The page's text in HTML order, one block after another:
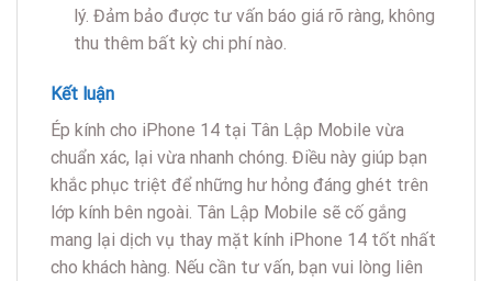
lý. Đảm bảo được tư vấn báo giá rõ ràng, không
thu thêm bất kỳ chi phí nào.
Kết luận
Ép kính cho iPhone 14 tại Tân Lập Mobile vừa
chuẩn xác, lại vừa nhanh chóng. Điều này giúp bạn
khắc phục triệt để những hư hỏng đáng ghét trên
lớp kính bên ngoài. Tân Lập Mobile sẽ cố gắng
mang lại dịch vụ thay mặt kính iPhone 14 tốt nhất
cho khách hàng. Nếu cần tư vấn, bạn vui lòng liên